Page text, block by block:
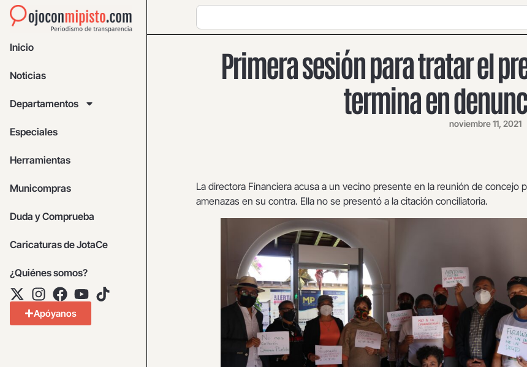
Inicio
Noticias
Departamentos
Especiales
Herramientas
Municompras
Duda y Comprueba
Caricaturas de JotaCe
¿Quiénes somos?
Apóyanos
Primera sesión para tratar el
termina en
noviembre 11, 2021
La directora Financiera acusa a un vecino presente en la reunión de concejo
amenazas en su contra. Ella no se presentó a la citación conciliatoria.